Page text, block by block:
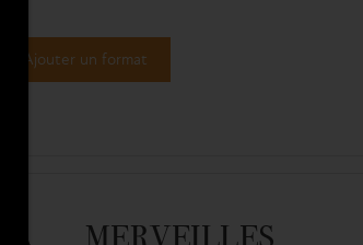
Ajouter un format